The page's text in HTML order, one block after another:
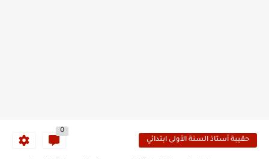
حقيبة أستاذ السنة الأولى ابتدائي
0